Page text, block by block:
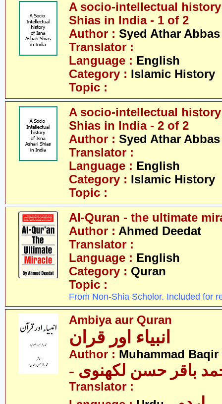
A socio-intellectual
Shias in India - 1 of 2
Author : Syed Athar
Translator :
Language : English
Category : Islamic History
Topic :
A socio-intellectual
Shias in India - 2 of 2
Author : Syed Athar
Translator :
Language : English
Category : Islamic History
Topic :
Al-Quran - the ultimate
Author : Ahmed Deedat
Translator :
Language : English
Category : Quran
Topic :
From Non-Shia Scholor. Included for
Ambiya aur Quran
انبیاء اور قران
Author : Muhammad
باقر حسن لکھنوی
Translator :